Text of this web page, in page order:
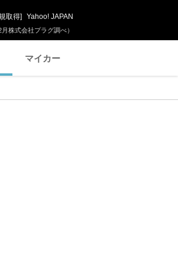
株式会社プラグ調べ）
取得] Yahoo! JAPAN
マイカー